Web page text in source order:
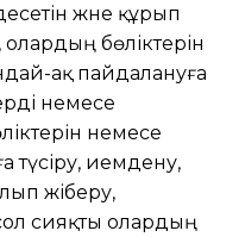
және құрып
олардың бөліктерін
ақ пайдалануға
немесе
немесе
түсіру, иемдену,
жіберу,
сияқты олардың